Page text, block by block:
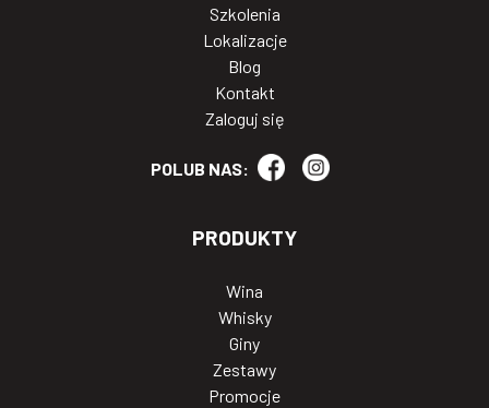
Szkolenia
Lokalizacje
Blog
Kontakt
Zaloguj się
POLUB NAS:
PRODUKTY
Wina
Whisky
Giny
Zestawy
Promocje